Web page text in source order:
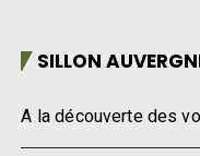
SILLON
A la découverte des